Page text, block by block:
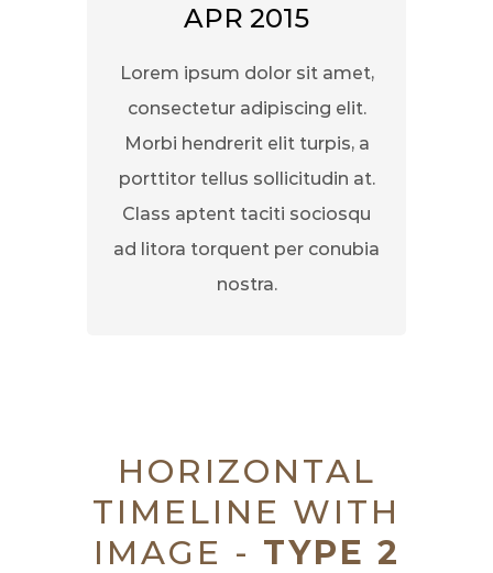
APR 2015
Lorem ipsum dolor sit amet,
consectetur adipiscing elit.
Morbi hendrerit elit turpis, a
porttitor tellus sollicitudin at.
Class aptent taciti sociosqu
ad litora torquent per conubia
nostra.
HORIZONTAL
TIMELINE WITH
IMAGE - TYPE 2